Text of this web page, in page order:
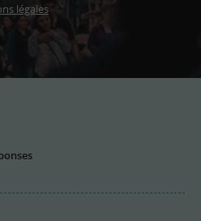
légales